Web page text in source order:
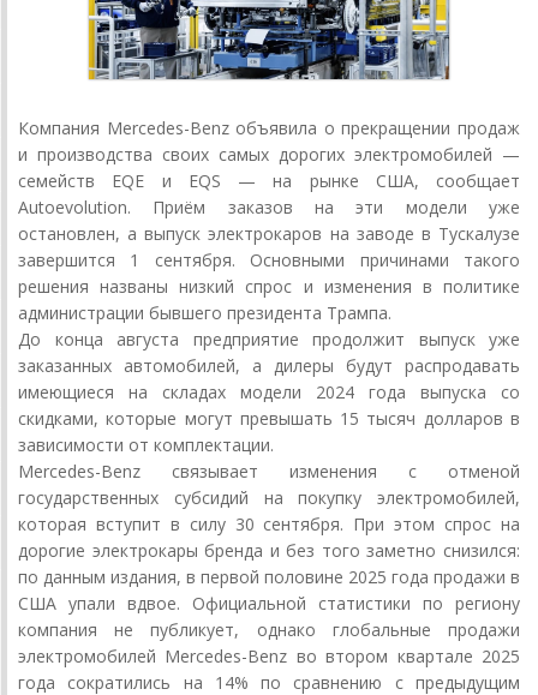
Компания Mercedes-Benz объявила о прекращении продаж
и производства своих самых дорогих электромобилей —
семейств EQE и EQS — на рынке США, сообщает
Autoevolution. Приём заказов на эти модели уже
остановлен, а выпуск электрокаров на заводе в Тускалузе
завершится 1 сентября. Основными причинами такого
решения названы низкий спрос и изменения в политике
администрации бывшего президента Трампа.
До конца августа предприятие продолжит выпуск уже
заказанных автомобилей, а дилеры будут распродавать
имеющиеся на складах модели 2024 года выпуска со
скидками, которые могут превышать 15 тысяч долларов в
зависимости от комплектации.
Mercedes-Benz связывает изменения с отменой
государственных субсидий на покупку электромобилей,
которая вступит в силу 30 сентября. При этом спрос на
дорогие электрокары бренда и без того заметно снизился:
по данным издания, в первой половине 2025 года продажи в
США упали вдвое. Официальной статистики по региону
компания не публикует, однако глобальные продажи
электромобилей Mercedes-Benz во втором квартале 2025
года сократились на 14% по сравнению с предыдущим